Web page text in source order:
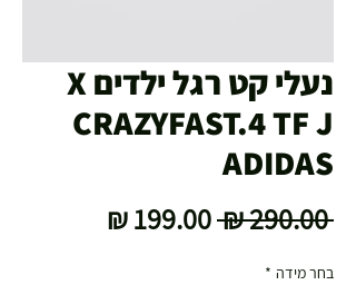
נעלי קט רגל ילדים X
CRAZYFAST.4 TF J
ADIDAS
‏290.00 ‏₪
מחיר
בחר מידה *